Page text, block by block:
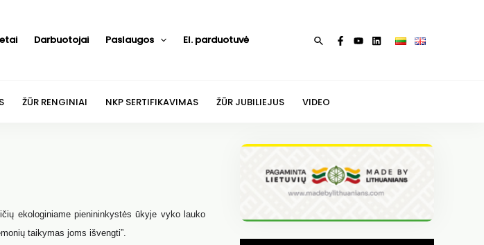
Darbuotojai Paslaugos El. parduotuvė Paieška
ŽŪR RENGINIAI NKP SERTIFIKAVIMAS ŽŪR JUBILIEJUS VIDEO
ekologiniame pienininkystės ūkyje vyko lauko
taikymas joms išvengti”.